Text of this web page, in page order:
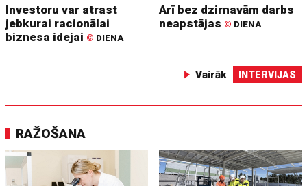
Investoru var atrast
jebkurai racionālai
biznesa idejai © DIENA
Arī bez dzirnavām darbs
neapstājas © DIENA
Vairāk INTERVIJAS
RAŽOŠANA